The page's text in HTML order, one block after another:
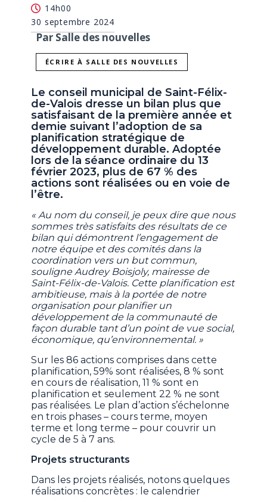
14h00
30 septembre 2024
Par Salle des nouvelles
ÉCRIRE À SALLE DES NOUVELLES
Le conseil municipal de Saint-Félix-
de-Valois dresse un bilan plus que
satisfaisant de la première année et
demie suivant l’adoption de sa
planification stratégique de
développement durable. Adoptée
lors de la séance ordinaire du 13
février 2023, plus de 67 % des
actions sont réalisées ou en voie de
l’être.
« Au nom du conseil, je peux dire que nous
sommes très satisfaits des résultats de ce
bilan qui démontrent l’engagement de
notre équipe et des comités dans la
coordination vers un but commun,
souligne Audrey Boisjoly, mairesse de
Saint-Félix-de-Valois. Cette planification est
ambitieuse, mais à la portée de notre
organisation pour planifier un
développement de la communauté de
façon durable tant d’un point de vue social,
économique, qu’environnemental. »
Sur les 86 actions comprises dans cette
planification, 59% sont réalisées, 8 % sont
en cours de réalisation, 11 % sont en
planification et seulement 22 % ne sont
pas réalisées. Le plan d’action s’échelonne
en trois phases – cours terme, moyen
terme et long terme – pour couvrir un
cycle de 5 à 7 ans.
Projets structurants
Dans les projets réalisés, notons quelques
réalisations concrètes : le calendrier